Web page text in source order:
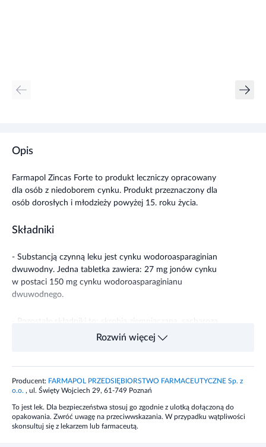
Opis
Farmapol Zincas Forte to produkt leczniczy opracowany
dla osób z niedoborem cynku. Produkt przeznaczony dla
osób dorosłych i młodzieży powyżej 15. roku życia.
Składniki
- Substancją czynną leku jest cynku wodoroasparaginian
dwuwodny. Jedna tabletka zawiera: 27 mg jonów cynku
w postaci 150 mg cynku wodoroasparaginianu
dwuwodnego.
- Pozostałe składniki to: skrobia ziemniaczana, sacharoza,
talk, magnezu stearynian, dekstryna,
Dawkowanie
Ten lek należy zawsze stosować dokładnie tak, jak to
opisano w ulotce dla pacjenta lub zgodnie z zaleceniem
Rozwiń więcej
Producent: FARMAPOL PRZEDSIĘBIORSTWO FARMACEUTYCZNE Sp. z
o.o. , ul. Święty Wojciech 29, 61-749 Poznań
To jest lek. Dla bezpieczeństwa stosuj go zgodnie z ulotką dołączoną do
opakowania. Zwróć uwagę na przeciwwskazania. W przypadku wątpliwości
skonsultuj się z lekarzem lub farmaceutą.